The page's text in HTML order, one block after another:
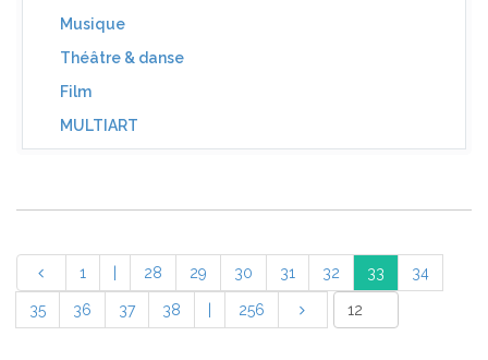
Musique
Théâtre & danse
Film
MULTIART
1 28 29 30 31 32 33 34
35 36 37 38 256